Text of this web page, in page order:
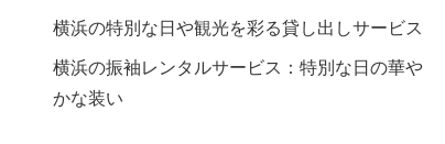
横浜の特別な日や観光を彩る貸し出しサービス
横浜の振袖レンタルサービス：特別な日の華や
かな装い